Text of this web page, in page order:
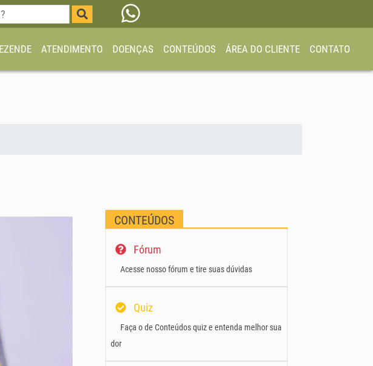
ATENDIMENTO DOENÇAS CONTEÚDOS ÁREA DO CLIENTE CONTATO
CONTEÚDOS
Fórum
Acesse nosso fórum e tire suas dúvidas
Quiz
Faça o de Conteúdos quiz e entenda melhor sua
dor